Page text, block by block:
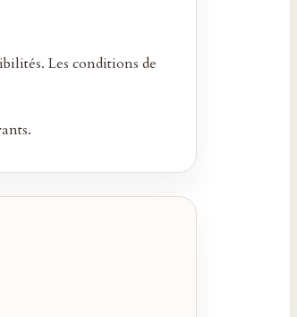
Les conditions de